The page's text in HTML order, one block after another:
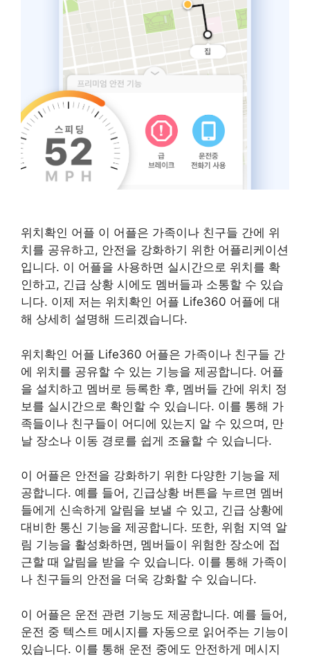
위치확인 어플 이 어플은 가족이나 친구들 간에 위
치를 공유하고, 안전을 강화하기 위한 어플리케이션
입니다. 이 어플을 사용하면 실시간으로 위치를 확
인하고, 긴급 상황 시에도 멤버들과 소통할 수 있습
니다. 이제 저는 위치확인 어플 Life360 어플에 대
해 상세히 설명해 드리겠습니다.
위치확인 어플 Life360 어플은 가족이나 친구들 간
에 위치를 공유할 수 있는 기능을 제공합니다. 어플
을 설치하고 멤버로 등록한 후, 멤버들 간에 위치 정
보를 실시간으로 확인할 수 있습니다. 이를 통해 가
족들이나 친구들이 어디에 있는지 알 수 있으며, 만
날 장소나 이동 경로를 쉽게 조율할 수 있습니다.
이 어플은 안전을 강화하기 위한 다양한 기능을 제
공합니다. 예를 들어, 긴급상황 버튼을 누르면 멤버
들에게 신속하게 알림을 보낼 수 있고, 긴급 상황에
대비한 통신 기능을 제공합니다. 또한, 위험 지역 알
림 기능을 활성화하면, 멤버들이 위험한 장소에 접
근할 때 알림을 받을 수 있습니다. 이를 통해 가족이
나 친구들의 안전을 더욱 강화할 수 있습니다.
이 어플은 운전 관련 기능도 제공합니다. 예를 들어,
운전 중 텍스트 메시지를 자동으로 읽어주는 기능이
있습니다. 이를 통해 운전 중에도 안전하게 메시지